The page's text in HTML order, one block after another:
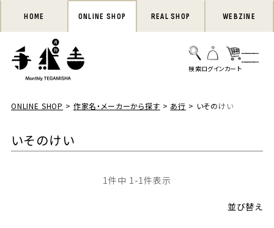
HOME ONLINE SHOP REAL SHOP WEBZINE
ONLINE SHOP 作家名・メーカーから探す あ行 いそのけい
いそのけい
並び替え
1件中 1 -1件表示